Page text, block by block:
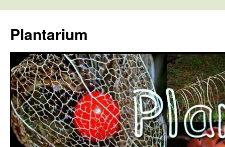
tartalomba
Plantarium